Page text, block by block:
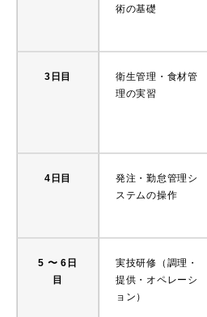
術の基礎
3日目
衛生管理・食材管
理の実習
4日目
発注・勤怠管理シ
ステムの操作
5 〜 6日
目
実技研修（調理・
提供・オペレーシ
ョン）